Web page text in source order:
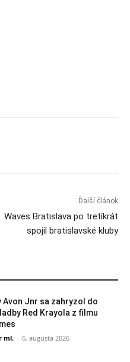
Ďalší článok
Waves Bratislava po tretíkrát
spojil bratislavské kluby
Avon Jnr sa zahryzol do
Red Krayola z filmu
ml. - 6. augusta 2026